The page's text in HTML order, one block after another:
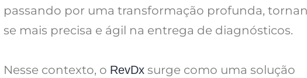
passando por uma transformação profunda,
se mais precisa e ágil na entrega de diagnósticos.
Nesse contexto, o RevDx surge como uma solução